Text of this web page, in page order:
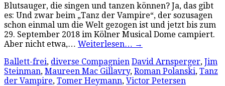
Blutsauger, die singen und tanzen können? Ja, das gibt
es: Und zwar beim „Tanz der Vampire“, der sozusagen
schon einmal um die Welt gezogen ist und jetzt bis zum
29. September 2018 im Kölner Musical Dome campiert.
Aber nicht etwa,… Weiterlesen… →
Ballett-frei, diverse Compagnien David Arnsperger, Jim
Steinman, Maureen Mac Gillavry, Roman Polanski, Tanz
der Vampire, Tomer Heymann, Victor Petersen